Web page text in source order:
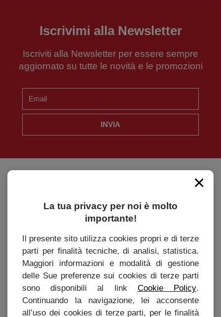
Iscrivimi alla Newsletter
Iscriviti alla Newsletter per essere sempre
aggiornato su tutte le novità e le promozioni
INVIA
Via Marconi, 20 - 37010 Affi (Verona)
Tel. +39 045 6201131 - P.IVA 04166750234
ORARI
Lunedì - Venerdì 8:30 - 12:00 \ 14:30 - 18:00
Sabato 8:30 - 12:00
×
La tua privacy per noi è molto
importante!
Il presente sito utilizza cookies propri e di terze
parti per finalità tecniche, di analisi, statistica.
Maggiori informazioni e modalità di gestione
delle Sue preferenze sui cookies di terze parti
sono disponibili al link Cookie Policy.
Continuando la navigazione, lei acconsente
all’uso dei cookies di terze parti, per le finalità